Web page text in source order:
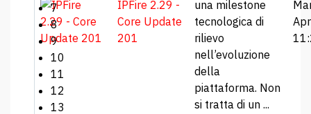
7
8
9
10
11
12
13
IPFire 2.29 -
Core Update
201
una milestone
tecnologica di
rilievo
nell’evoluzione
della
piattaforma. Non
si tratta di un ...